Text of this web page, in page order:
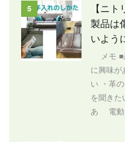
5
【ニ
製品は
いよう
メモ ■
に興味が
い ・革
を聞き
あ 電動